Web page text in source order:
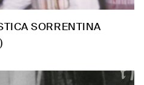
SORRENTINA